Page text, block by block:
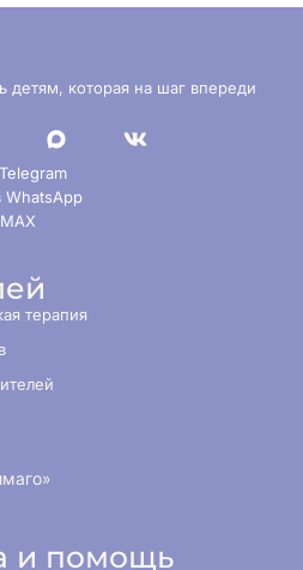
детям, которая на шаг впереди
терапия
и помощь